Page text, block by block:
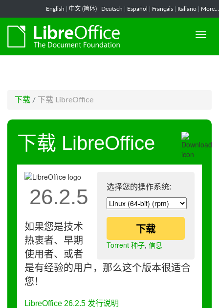
English 中文 (简体) Deutsch Español Français Italiano More...
下载 / 下载 LibreOffice
下载 LibreOffice
选择您的操作系统:
下载
Torrent 种子, 信息
26.2.5
如果您是技术
热衷者、早期
使用者、或者
是有经验的用户，那么这个版本很适合
您！
LibreOffice 26.2.5 发行说明